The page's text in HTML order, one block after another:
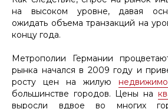
на высоком уровне, давая
ожидать объема транзакций на
концу года.
Метрополии Германии
рынка начался в 2009 году и
росту цен на жилую
большинстве городов. Цены на
выросли вдвое во многих